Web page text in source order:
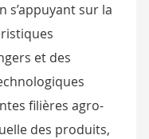
s’appuyant sur la
et des
filières agro-
des produits,